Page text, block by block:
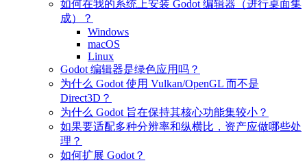
如何在我的系统上安装 Godot 编辑器（进行桌面集
成）？
Windows
macOS
Linux
Godot 编辑器是绿色应用吗？
为什么 Godot 使用 Vulkan/OpenGL 而不是
Direct3D？
为什么 Godot 旨在保持其核心功能集较小？
如果要适配多种分辨率和纵横比，资产应做哪些处
理？
如何扩展 Godot？